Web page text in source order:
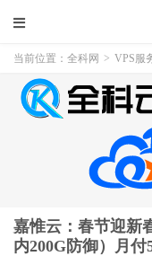
当前位置： 全科网 > VPS服
嘉惟云：春节迎新
内200G防御）月